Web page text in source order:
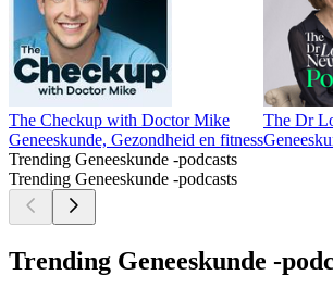
The Checkup with Doctor Mike
Geneeskunde, Gezondheid en fitness
The Dr
Trending Geneeskunde -podcasts
Trending Geneeskunde -podcasts
Trending Geneeskunde -